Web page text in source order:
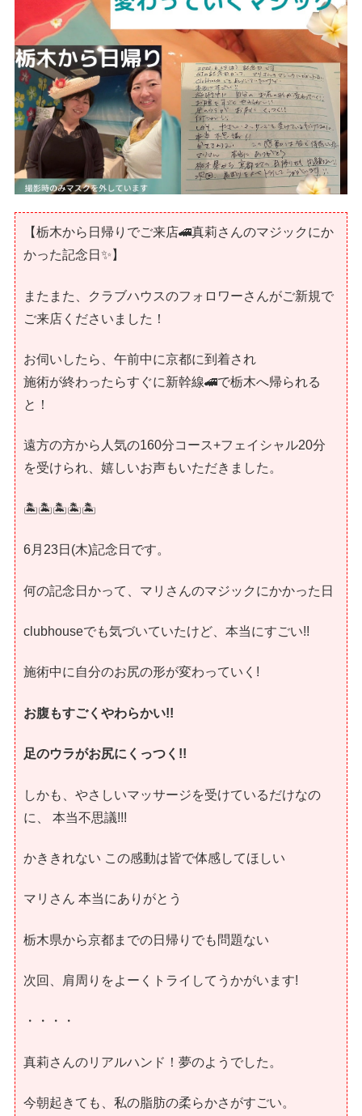
【栃木から日帰りでご来店🚄真莉さんのマジックにか
かった記念日✨】
またまた、クラブハウスのフォロワーさんがご新規で
ご来店くださいました！
お伺いしたら、午前中に京都に到着され
施術が終わったらすぐに新幹線🚄で栃木へ帰られる
と！
遠方の方から人気の160分コース+フェイシャル20分
を受けられ、嬉しいお声もいただきました。
🏝🏝🏝🏝🏝
6月23日(木)記念日です。
何の記念日かって、マリさんのマジックにかかった日
clubhouseでも気づいていたけど、本当にすごい!!
施術中に自分のお尻の形が変わっていく!
お腹もすごくやわらかい!!
足のウラがお尻にくっつく!!
しかも、やさしいマッサージを受けているだけなの
に、 本当不思議!!!
かききれない この感動は皆で体感してほしい
マリさん 本当にありがとう
栃木県から京都までの日帰りでも問題ない
次回、肩周りをよーくトライしてうかがいます!
・・・・
真莉さんのリアルハンド！夢のようでした。
今朝起きても、私の脂肪の柔らかさがすごい。